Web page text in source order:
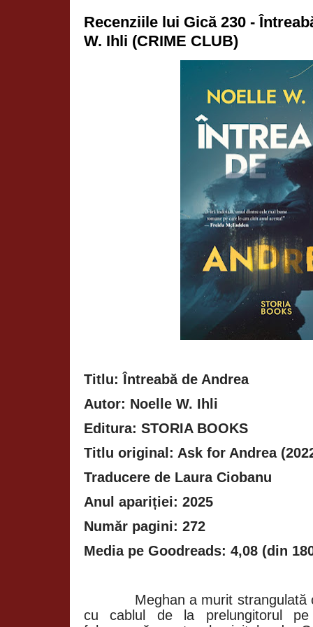
Recenziile lui Gică 230 -
W. Ihli (CRIME CLUB)
Titlu: Întreabă de Andrea
Autor: Noelle W. Ihli
Editura: STORIA BOOKS
Titlu original: Ask for Andrea
Traducere de Laura Ciobanu
Anul apariției: 2025
Număr pagini: 272
Media pe Goodreads: 4,08 (din
Meghan a murit
cu cablul de la prelungitorul